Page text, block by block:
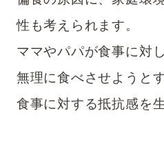
性も考えられます。
ママやパパが食事に対
無理に食べさせようと
食事に対する抵抗感を